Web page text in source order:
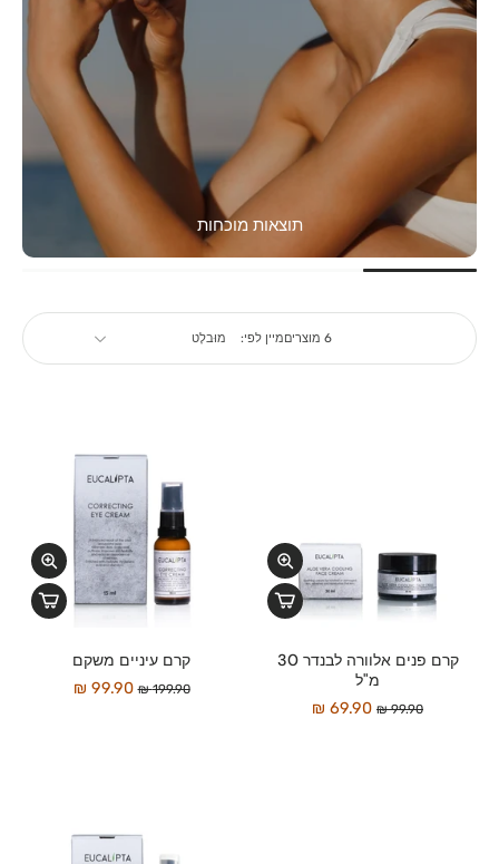
תוצאות מוכחות
6 מוצרים מיין לפי:
קרם פנים אלוורה לבנדר 30
מ"ל
99.90 ₪
69.90 ₪
קרם עיניים משקם
199.90 ₪
99.90 ₪